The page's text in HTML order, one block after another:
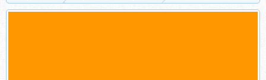
Скачать [uutno] Комнатные растения в интерьере